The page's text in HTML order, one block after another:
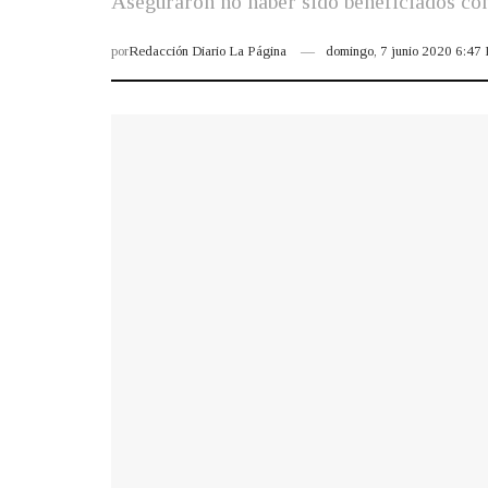
porRedacción Diario La Página domingo, 7 junio 2020 6:47